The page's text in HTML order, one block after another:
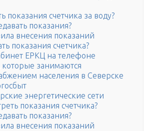
показания счетчика за воду?
показания?
внесения показаний
показания счетчика?
ЕРКЦ на телефоне
занимаются
населения в Северске
энергетические сети
показания счетчика?
показания?
внесения показаний